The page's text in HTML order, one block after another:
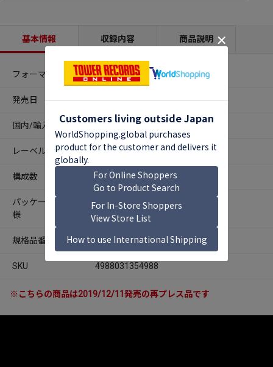
基本情報 収録内容 商品説明
フォーマット LPレコード
発売日 2025年09月24日
国内/輸入 国内
レーベル ユニバーサルミュージック
構成数 2
パッケージ仕
様
-
規格品番 UCJJ-9019
SKU 4988031354988
※こちらの商品は2019/12/11発売の再プレス品です